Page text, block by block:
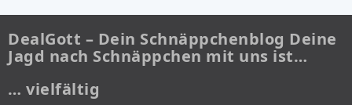
DealGott – Dein Schnäppchenblog Deine
Jagd nach Schnäppchen mit uns ist…
… vielfältig